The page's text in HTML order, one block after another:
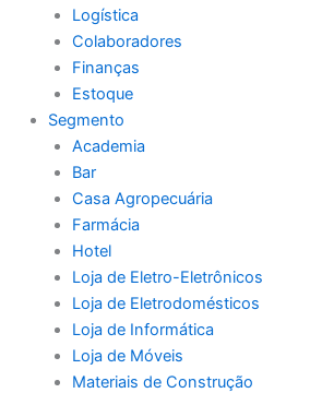
Logística
Colaboradores
Finanças
Estoque
Segmento
Academia
Bar
Casa Agropecuária
Farmácia
Hotel
Loja de Eletro-Eletrônicos
Loja de Eletrodomésticos
Loja de Informática
Loja de Móveis
Materiais de Construção